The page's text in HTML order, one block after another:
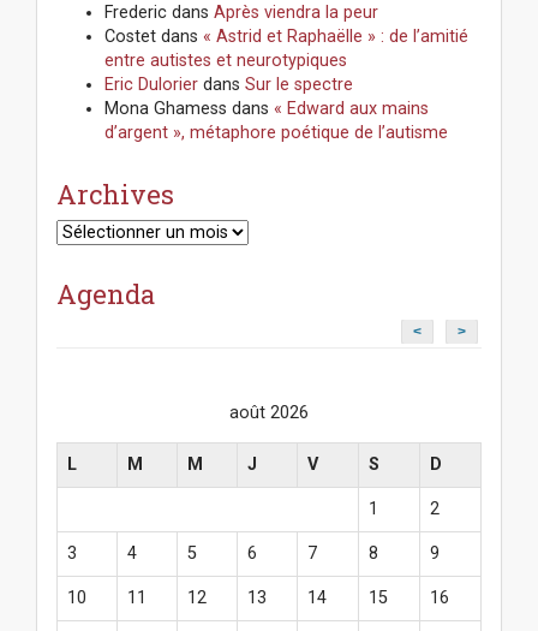
Frederic dans Après viendra la peur
Costet dans « Astrid et Raphaëlle » : de l’amitié
entre autistes et neurotypiques
Eric Dulorier dans Sur le spectre
Mona Ghamess dans « Edward aux mains
d’argent », métaphore poétique de l’autisme
Archives
Archives
Agenda
< >
août 2026
L M M J V S D
1 2
3 4 5 6 7 8 9
10 11 12 13 14 15 16